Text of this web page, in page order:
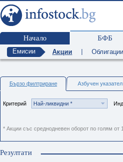
Начало БФБ
Емисии Акции Облигации
Бързо филтриране Азбучен указател
Критерий Най-ликвидни *
* Акции със среднодневен оборот по голям
Резултати